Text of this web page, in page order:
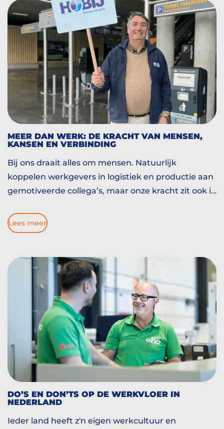
MEER DAN WERK: DE KRACHT VAN MENSEN,
KANSEN EN VERBINDING
Bij ons draait alles om mensen. Natuurlijk
koppelen werkgevers in logistiek en productie aan
gemotiveerde collega’s, maar onze kracht zit ook in
onboarding en doorgroeien. We helpen mensen
bouwen aan een nieuw hoofdstuk. En soms begint
Paulo.
Lees meer
DO’S EN DON’TS OP DE WERKVLOER IN
NEDERLAND
Ieder land heeft z'n eigen werkcultuur en